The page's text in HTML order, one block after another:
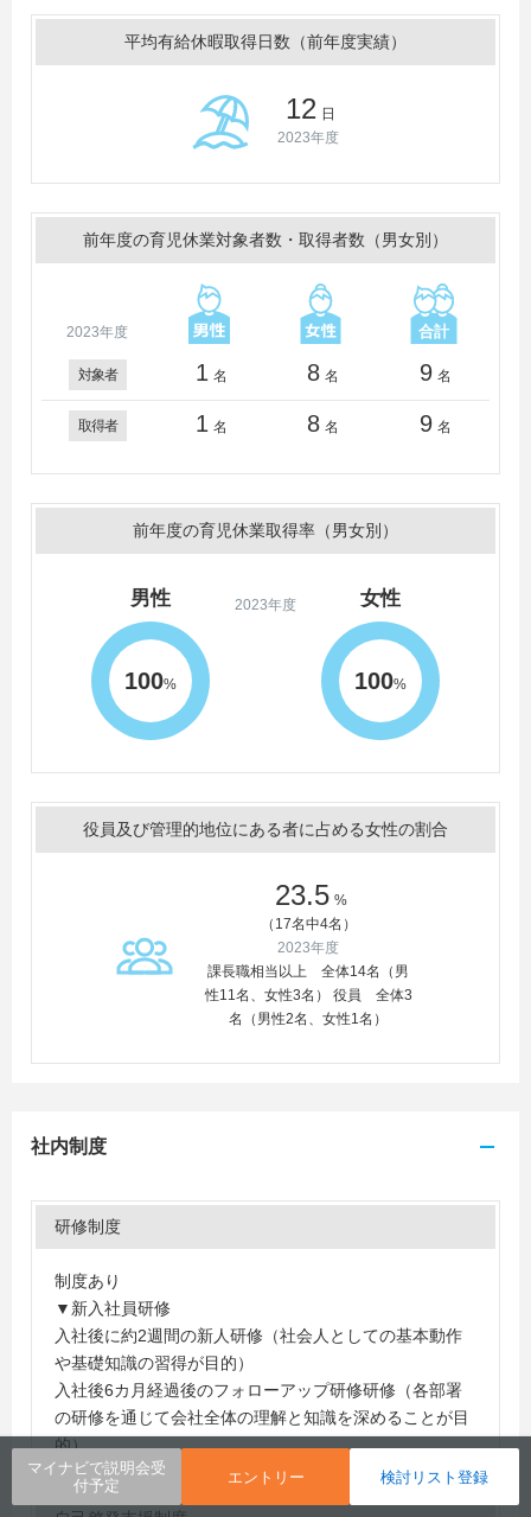
マイナビで説明会受
付予定
エントリー 検討リスト登録
平均有給休暇取得日数（前年度実績）
12 日
2023年度
前年度の育児休業対象者数・取得者数（男女別）
2023年度
対象者 1 名 8 名 9 名
取得者 1 名 8 名 9 名
前年度の育児休業取得率（男女別）
2023年度
男性
100%
女性
100%
役員及び管理的地位にある者に占める女性の割合
23.5 %
（17名中4名）
2023年度
課長職相当以上 全体14名（男
性11名、女性3名） 役員 全体3
名（男性2名、女性1名）
社内制度
研修制度
制度あり
▼新入社員研修
入社後に約2週間の新人研修（社会人としての基本動作
や基礎知識の習得が目的）
入社後6カ月経過後のフォローアップ研修研修（各部署
の研修を通じて会社全体の理解と知識を深めることが目
的）